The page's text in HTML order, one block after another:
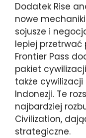
Dodatek Rise
nowe
sojusze i
lepiej przetrwać
Frontier Pass
pakiet
także
Indonezji. Te
najbardziej
Civilization,
strategiczne.